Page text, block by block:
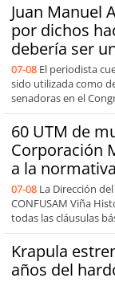
Juan Manuel
por dichos
debería ser
07-08 El periodista
sido utilizada como
senadoras en el
60 UTM de
Corporación
a la
07-08 La Dirección
CONFUSAM Viña
todas las cláusulas
Krapula
años del